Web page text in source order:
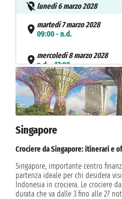
lunedì 6 marzo 2028
martedì 7 marzo 2028
09:00 - n.d.
mercoledì 8 marzo 2028
n.d. - 17:00
giovedì 9 marzo 2028
08:00 - 16:00
venerdì 10 marzo 2028
09:00 - 20:00
sabato 11 marzo 2028
domenica 12 marzo 2028
08:00
Singapore
Crociere da Singapore: itinerari e
Singapore, importante centro
partenza ideale per chi desidera
Indonesia in crociera. Le crociere
durata che va dalle 3 fino alle 27